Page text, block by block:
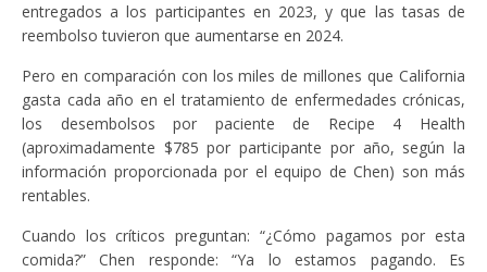
entregados a los participantes en 2023, y que las tasas de
reembolso tuvieron que aumentarse en 2024.
Pero en comparación con los miles de millones que California
gasta cada año en el tratamiento de enfermedades crónicas,
los desembolsos por paciente de Recipe 4 Health
(aproximadamente $785 por participante por año, según la
información proporcionada por el equipo de Chen) son más
rentables.
Cuando los críticos preguntan: “¿Cómo pagamos por esta
comida?” Chen responde: “Ya lo estamos pagando. Es